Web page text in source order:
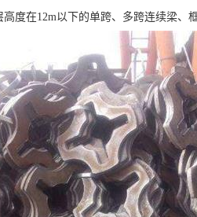
度在12m以下的单跨、多跨连续梁、